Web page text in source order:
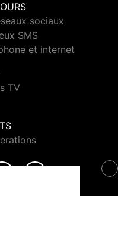
sociaux
SMS
et internet
TV